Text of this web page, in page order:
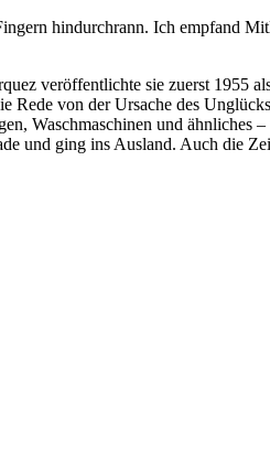
hindurchrann. Ich empfand
veröffentlichte sie zuerst 1955
von der Ursache des
Waschmaschinen und ähnliches
und ging ins Ausland. Auch die